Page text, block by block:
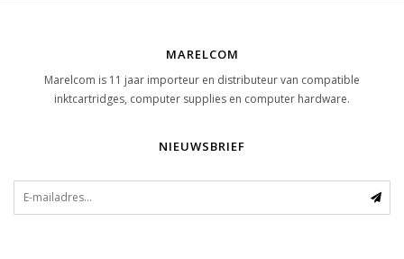
MARELCOM
Marelcom is 11 jaar importeur en distributeur van compatible
inktcartridges, computer supplies en computer hardware.
NIEUWSBRIEF